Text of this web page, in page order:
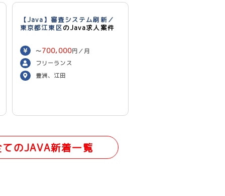
【Java】審査システム刷新／
東京都江東区のJava求人案件
〜700,000円／月
フリーランス
豊洲、江田
てのJAVA新着一覧